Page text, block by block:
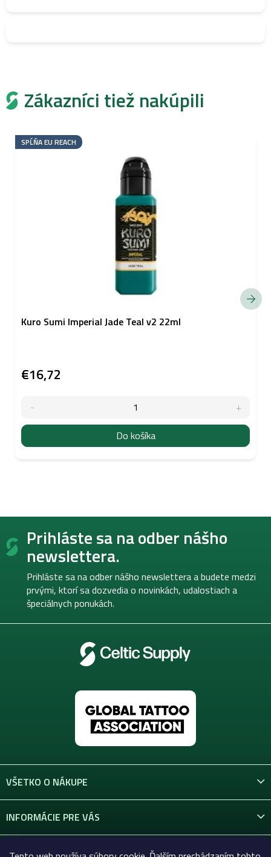
Zákazníci tiež nakúpili
SPĹŇA EU REACH
Kuro Sumi Imperial Jade Teal v2 22ml
€16,72
Do košíka
Z
Prihláste sa na odber nášho
newslettera.
Prihláste sa na odber nášho newslettera a budete medzi
prvými, ktorí sa dozvedia o novinkách, udalostiach a
špeciálnych ponukách.
VŠETKO O NÁKUPE
INFORMÁCIE PRE VÁS
KONTAKT